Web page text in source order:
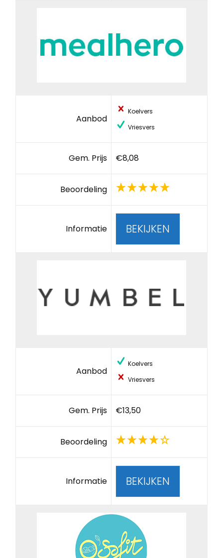
Aanbod
Koelvers
Vriesvers
Gem. Prijs €8,08
Beoordeling
Informatie BEKIJKEN
Aanbod
Koelvers
Vriesvers
Gem. Prijs €13,50
Beoordeling
Informatie BEKIJKEN